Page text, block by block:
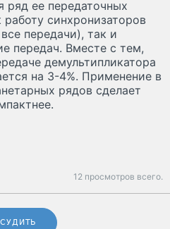
ряд ее передаточных
работу синхронизаторов
передачи), так и
передач. Вместе с тем,
демультипликатора
на 3-4%. Применение в
рядов сделает
12 просмотров всего.